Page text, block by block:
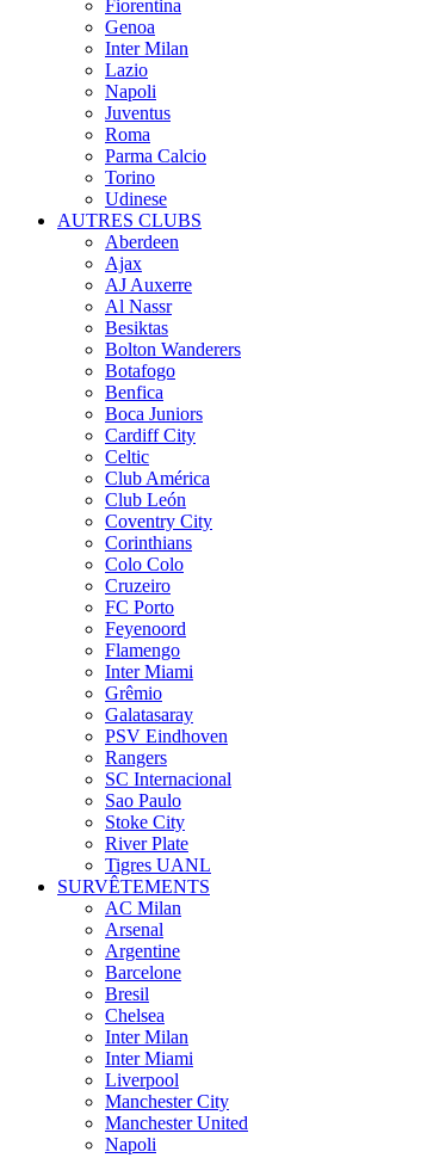
Fiorentina
Genoa
Inter Milan
Lazio
Napoli
Juventus
Roma
Parma Calcio
Torino
Udinese
AUTRES CLUBS
Aberdeen
Ajax
AJ Auxerre
Al Nassr
Besiktas
Bolton Wanderers
Botafogo
Benfica
Boca Juniors
Cardiff City
Celtic
Club América
Club León
Coventry City
Corinthians
Colo Colo
Cruzeiro
FC Porto
Feyenoord
Flamengo
Inter Miami
Grêmio
Galatasaray
PSV Eindhoven
Rangers
SC Internacional
Sao Paulo
Stoke City
River Plate
Tigres UANL
SURVÊTEMENTS
AC Milan
Arsenal
Argentine
Barcelone
Bresil
Chelsea
Inter Milan
Inter Miami
Liverpool
Manchester City
Manchester United
Napoli